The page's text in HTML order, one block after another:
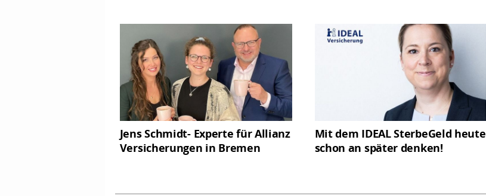
Jens Schmidt- Experte für Allianz
Versicherungen in Bremen
Mit dem IDEAL SterbeGeld heute
schon an später denken!